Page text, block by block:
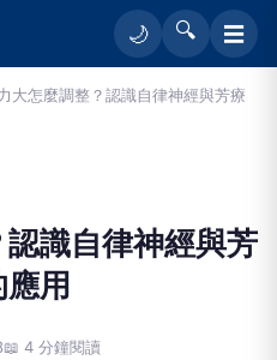
🌙 🔍 ☰
大怎麼調整？認識自律神經與芳療
識自律神經與芳
用
📖 4 分鐘閱讀